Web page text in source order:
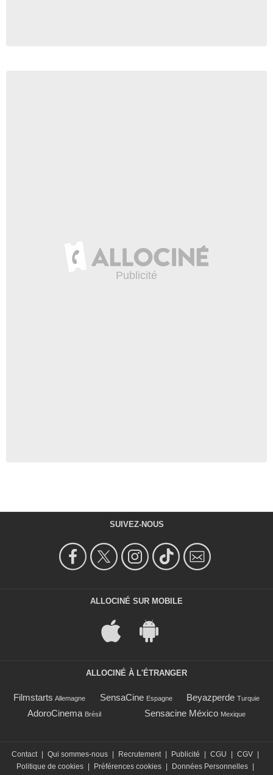
SUIVEZ-NOUS
ALLOCINÉ SUR MOBILE
ALLOCINÉ À L'ÉTRANGER
Filmstarts Allemagne SensaCine Espagne Beyazperde Turquie
AdoroCinema Brésil Sensacine México Mexique
Contact Qui sommes-nous Recrutement Publicité CGU CGV
Politique de cookies
Préférences cookies Données Personnelles